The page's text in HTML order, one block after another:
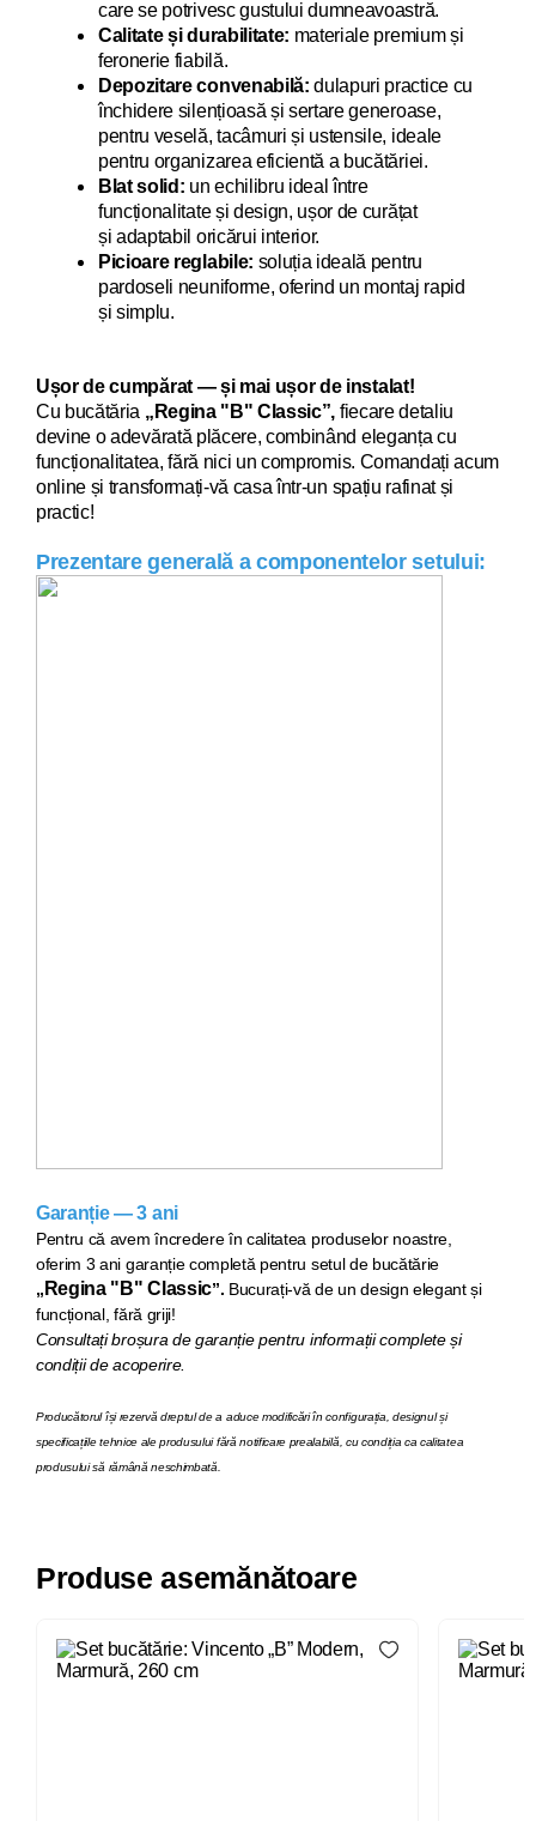
care se potrivesc gustului dumneavoastră.
Calitate și durabilitate: materiale premium și
feronerie fiabilă.
Depozitare convenabilă:dulapuri practice cu
închidere silențioasă și sertare generoase,
pentru veselă, tacâmuri și ustensile, ideale
pentru organizarea eficientă a bucătăriei.
Blat solid: un echilibru ideal între
funcționalitate și design, ușor de curățat
și adaptabil oricărui interior.
Picioare reglabile: soluția ideală pentru
pardoseli neuniforme, oferind un montaj rapid
și simplu.
Ușor de cumpărat — și mai ușor de instalat!
Cu bucătăria „Regina "B" Classic”, fiecare detaliu
devine o adevărată plăcere, combinând eleganța cu
funcționalitatea, fără nici un compromis. Comandați acum
online și transformați-vă casa într-un spațiu rafinat și
practic!
Prezentare generală a componentelor setului:
Garanție — 3 ani
Pentru că avem încredere în calitatea produselor noastre,
oferim 3 ani garanție completă pentru setul de bucătărie
„ Regina "B" Classic”. Bucurați-vă de un design elegant și
funcțional, fără griji!
Consultați broșura de garanție pentru informații complete și
condiții de acoperire.
Producătorul își rezervă dreptul de a aduce modificări în configurația, designul și
specificațiile tehnice ale produsului fără notificare prealabilă, cu condiția ca calitatea
produsului să rămână neschimbată.
Produse asemănătoare